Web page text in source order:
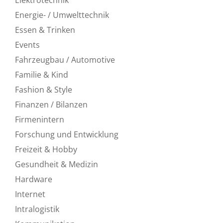
Energie- / Umwelttechnik
Essen & Trinken
Events
Fahrzeugbau / Automotive
Familie & Kind
Fashion & Style
Finanzen / Bilanzen
Firmenintern
Forschung und Entwicklung
Freizeit & Hobby
Gesundheit & Medizin
Hardware
Internet
Intralogistik